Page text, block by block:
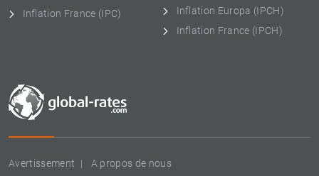
Avertissement A propos de nous
Inflation France (IPC)
Inflation Europa (IPCH)
Inflation France (IPCH)